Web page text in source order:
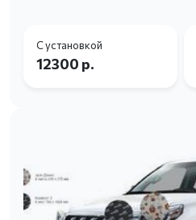
С установкой
12300 р.